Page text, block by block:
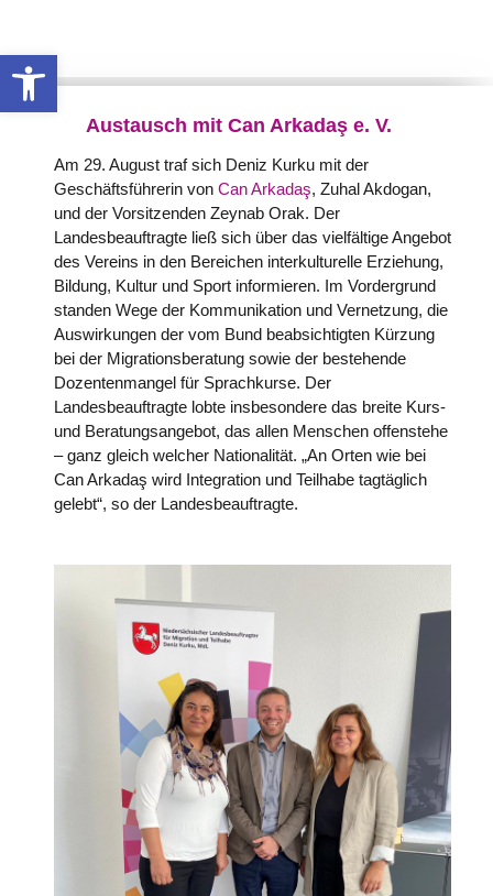
Werkzeugleiste öffnen
Austausch mit Can Arkadaş e. V.
Am 29. August traf sich Deniz Kurku mit der
Geschäftsführerin von Can Arkadaş, Zuhal Akdogan,
und der Vorsitzenden Zeynab Orak. Der
Landesbeauftragte ließ sich über das vielfältige Angebot
des Vereins in den Bereichen interkulturelle Erziehung,
Bildung, Kultur und Sport informieren. Im Vordergrund
standen Wege der Kommunikation und Vernetzung, die
Auswirkungen der vom Bund beabsichtigten Kürzung
bei der Migrationsberatung sowie der bestehende
Dozentenmangel für Sprachkurse. Der
Landesbeauftragte lobte insbesondere das breite Kurs-
und Beratungsangebot, das allen Menschen offenstehe
– ganz gleich welcher Nationalität. „An Orten wie bei
Can Arkadaş wird Integration und Teilhabe tagtäglich
gelebt“, so der Landesbeauftragte.